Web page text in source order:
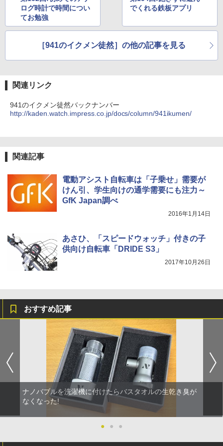
ログ時計で時間につい
てお勉強
でくれる鉄板アプリ
［941のイクメン徒然］の他の記事を見る
関連リンク
941のイクメン徒然バックナンバー
http://kaden.watch.impress.co.jp/docs/column/941ikumen/
関連記事
電動アシスト自転車は「子乗せ」需要が
けん引、学生向けの通学需要にも注力～
GfK Japan調べ
2016年1月14日
あさひ、「スピードウォッチ」付きの子
供向け自転車「DRIDE S3」
2017年10月26日
おすすめ記事
ナノバブルを洗濯機に付けたらバスタオルの生乾き臭が
なくなった!
● ● ●